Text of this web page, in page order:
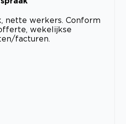
nette werkers. Conform
wekelijkse
facturen.